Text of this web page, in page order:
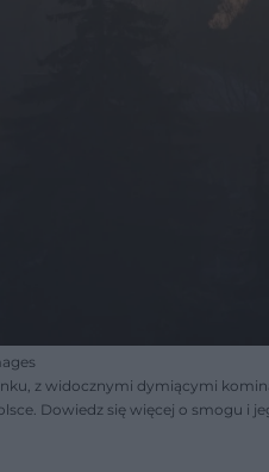
z widocznymi dymiącymi
Dowiedz się więcej o smogu i